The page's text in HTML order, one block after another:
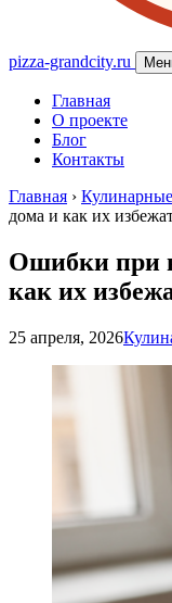
pizza-grandcity.ru
Главная
О проекте
Блог
Контакты
Главная ›
дома и как их
Ошибки при
как их
25 апреля, 2026